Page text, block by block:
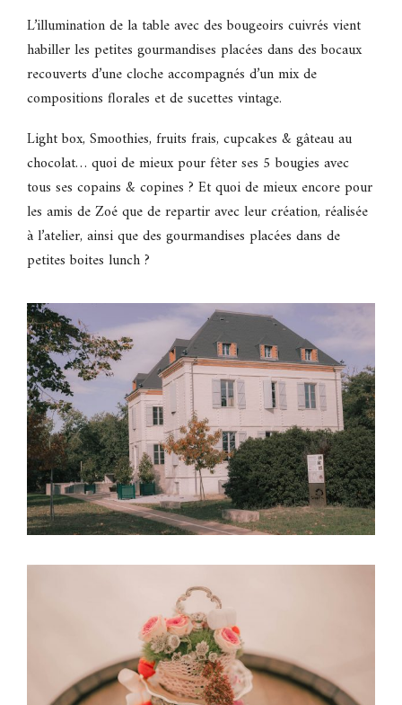
L’illumination de la table avec des bougeoirs cuivrés vient
habiller les petites gourmandises placées dans des bocaux
recouverts d’une cloche accompagnés d’un mix de
compositions florales et de sucettes vintage.
Light box, Smoothies, fruits frais, cupcakes & gâteau au
chocolat… quoi de mieux pour fêter ses 5 bougies avec
tous ses copains & copines ? Et quoi de mieux encore pour
les amis de Zoé que de repartir avec leur création, réalisée
à l’atelier, ainsi que des gourmandises placées dans de
petites boites lunch ?